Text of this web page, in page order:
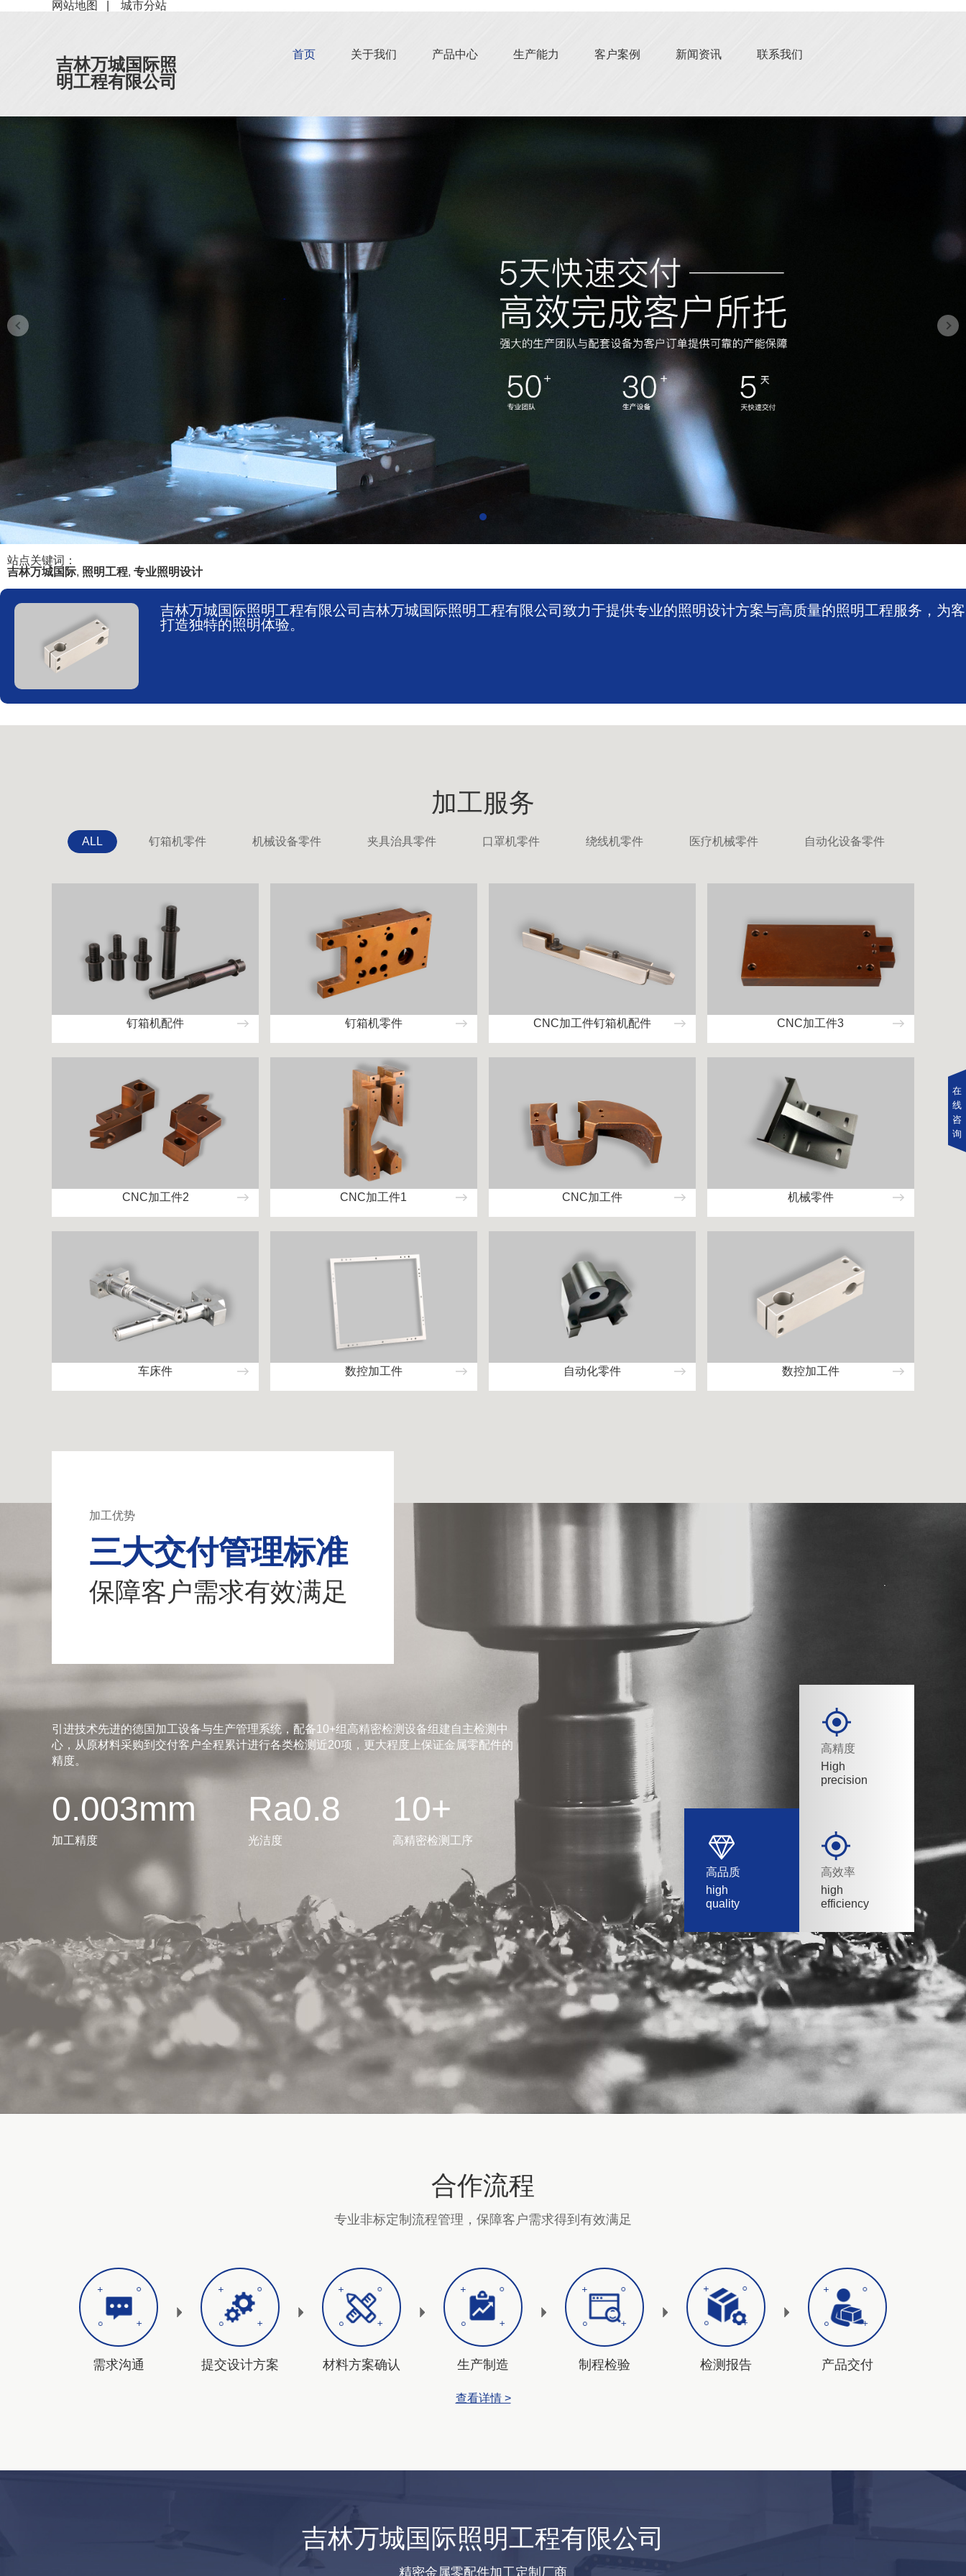
网站地图 城市分站
吉林万城国际照
明工程有限公司
首页 关于我们 产品中心 生产能力 客户案例 新闻资讯 联系我们
站点关键词：
吉林万城国际, 照明工程, 专业照明设计
吉林万城国际照明工程有限公司吉林万城国际照明工程有限公司致力于提供专业的照明设计方案与高质量的照明工程服务，为
打造独特的照明体验。
加工服务
ALL 钉箱机零件 机械设备零件 夹具治具零件 口罩机零件 绕线机零件 医疗机械零件 自动化设备零件
钉箱机配件 钉箱机零件 CNC加工件钉箱机配件 CNC加工件3
CNC加工件2 CNC加工件1 CNC加工件 机械零件
车床件 数控加工件 自动化零件 数控加工件
加工优势
三大交付管理标准
保障客户需求有效满足
引进技术先进的德国加工设备与生产管理系统，配备10+组高精密检测设备组建自主检测中
心，从原材料采购到交付客户全程累计进行各类检测近20项，更大程度上保证金属零配件的
精度。
0.003mm
加工精度
Ra0.8
光洁度
10+
高精密检测工序
高精度
High
precision
高品质
high
quality
高效率
high
efficiency
合作流程
专业非标定制流程管理，保障客户需求得到有效满足
需求沟通 提交设计方案 材料方案确认 生产制造 制程检验 检测报告 产品交付
查看详情 >
吉林万城国际照明工程有限公司
精密金属零配件加工定制厂商
在
线
咨
询